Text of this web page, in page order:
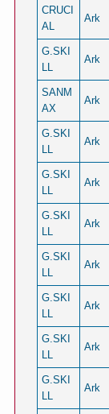
CRUCI
AL
Ark
G.SKI
LL
Ark
SANM
AX
Ark
G.SKI
LL
Ark
G.SKI
LL
Ark
G.SKI
LL
Ark
G.SKI
LL
Ark
G.SKI
LL
Ark
G.SKI
LL
Ark
G.SKI
LL
Ark